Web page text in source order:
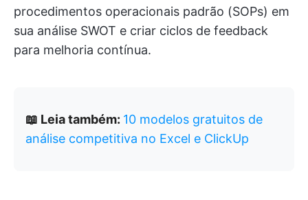
procedimentos operacionais padrão (SOPs) em
sua análise SWOT e criar ciclos de feedback
para melhoria contínua.
📖 Leia também: 10 modelos gratuitos de
análise competitiva no Excel e ClickUp